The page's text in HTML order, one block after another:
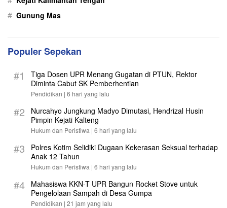
# Gunung Mas
Populer Sepekan
#1
Tiga Dosen UPR Menang Gugatan di PTUN, Rektor
Diminta Cabut SK Pemberhentian
Pendidikan | 6 hari yang lalu
#2
Nurcahyo Jungkung Madyo Dimutasi, Hendrizal Husin
Pimpin Kejati Kalteng
Hukum dan Peristiwa | 6 hari yang lalu
#3
Polres Kotim Selidiki Dugaan Kekerasan Seksual terhadap
Anak 12 Tahun
Hukum dan Peristiwa | 6 hari yang lalu
#4
Mahasiswa KKN-T UPR Bangun Rocket Stove untuk
Pengelolaan Sampah di Desa Gumpa
Pendidikan | 21 jam yang lalu